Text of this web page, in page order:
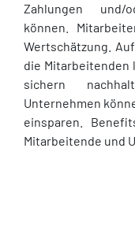
Zahlungen und/
können.
Wertschätzung.
die Mitarbeitenden
sichern
Unternehmen
einsparen.
Mitarbeitende und